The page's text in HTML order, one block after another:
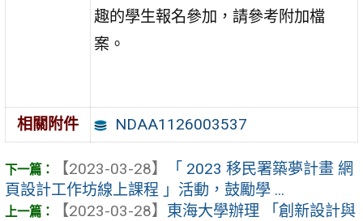
趣的學生報名參加，請參考附加檔
案。
相關附件 NDAA1126003537
【2023-03-28】
「 2023 移民署築夢計畫 網
頁設計工作坊線上課程 」活動，鼓勵學 ...
【2023-03-28】 東海大學辦理 「創新設計與